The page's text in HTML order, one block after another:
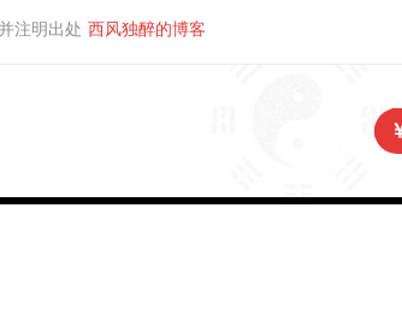
并注明出处 西风独醉的博客